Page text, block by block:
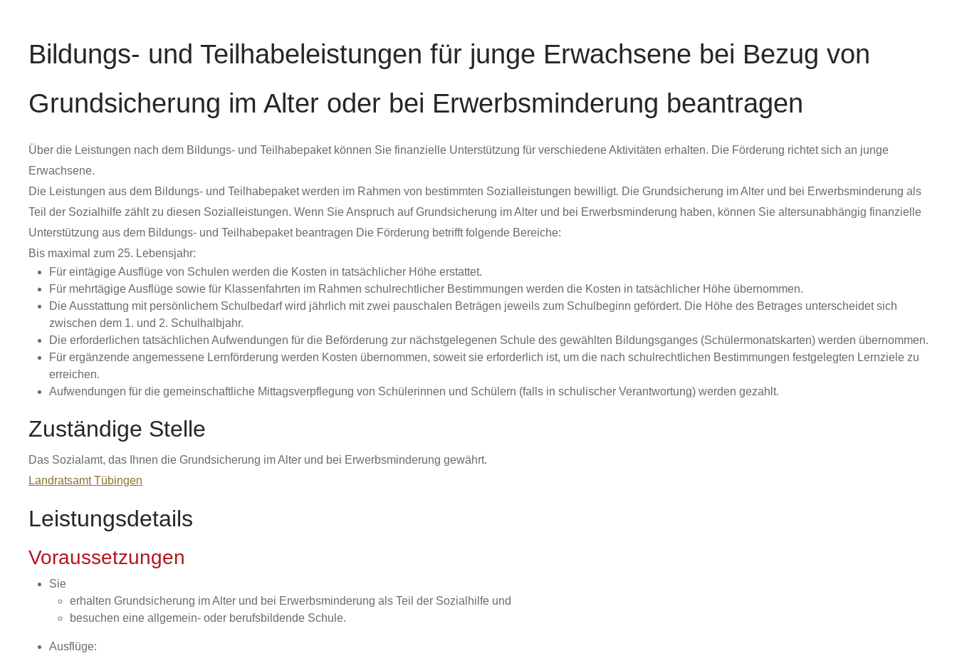
Bildungs- und Teilhabeleistungen für junge Erwachsene bei Bezug von
Grundsicherung im Alter oder bei Erwerbsminderung beantragen
Über die Leistungen nach dem Bildungs- und Teilhabepaket können Sie finanzielle Unterstützung für verschiedene Aktivitäten erhalten. Die Förderung richtet sich an junge
Erwachsene.
Die Leistungen aus dem Bildungs- und Teilhabepaket werden im Rahmen von bestimmten Sozialleistungen bewilligt. Die Grundsicherung im Alter und bei Erwerbsminderung als
Teil der Sozialhilfe zählt zu diesen Sozialleistungen. Wenn Sie Anspruch auf Grundsicherung im Alter und bei Erwerbsminderung haben, können Sie altersunabhängig finanzielle
Unterstützung aus dem Bildungs- und Teilhabepaket beantragen Die Förderung betrifft folgende Bereiche:
Bis maximal zum 25. Lebensjahr:
Für eintägige Ausflüge von Schulen werden die Kosten in tatsächlicher Höhe erstattet.
Für mehrtägige Ausflüge sowie für Klassenfahrten im Rahmen schulrechtlicher Bestimmungen werden die Kosten in tatsächlicher Höhe übernommen.
Die Ausstattung mit persönlichem Schulbedarf wird jährlich mit zwei pauschalen Beträgen jeweils zum Schulbeginn gefördert. Die Höhe des Betrages unterscheidet sich
zwischen dem 1. und 2. Schulhalbjahr.
Die erforderlichen tatsächlichen Aufwendungen für die Beförderung zur nächstgelegenen Schule des gewählten Bildungsganges (Schülermonatskarten) werden übernommen.
Für ergänzende angemessene Lernförderung werden Kosten übernommen, soweit sie erforderlich ist, um die nach schulrechtlichen Bestimmungen festgelegten Lernziele zu
erreichen.
Aufwendungen für die gemeinschaftliche Mittagsverpflegung von Schülerinnen und Schülern (falls in schulischer Verantwortung) werden gezahlt.
Zuständige Stelle
Das Sozialamt, das Ihnen die Grundsicherung im Alter und bei Erwerbsminderung gewährt.
Landratsamt Tübingen
Leistungsdetails
Voraussetzungen
Sie
erhalten Grundsicherung im Alter und bei Erwerbsminderung als Teil der Sozialhilfe und
besuchen eine allgemein- oder berufsbildende Schule.
Ausflüge: